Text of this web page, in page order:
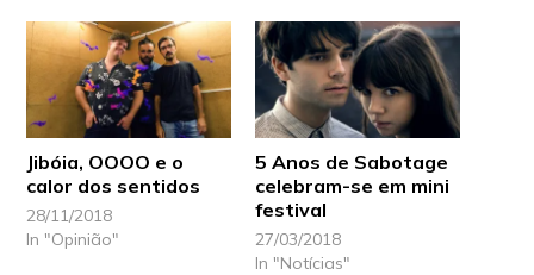
Jibóia, OOOO e o
calor dos sentidos
28/11/2018
In "Opinião"
5 Anos de Sabotage
celebram-se em mini
festival
27/03/2018
In "Notícias"